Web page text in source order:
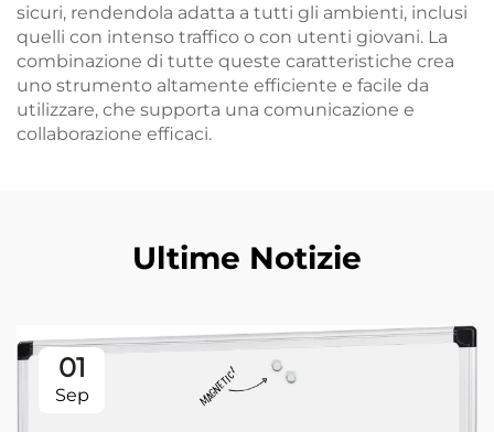
sicuri, rendendola adatta a tutti gli ambienti, inclusi
quelli con intenso traffico o con utenti giovani. La
combinazione di tutte queste caratteristiche crea
uno strumento altamente efficiente e facile da
utilizzare, che supporta una comunicazione e
collaborazione efficaci.
Ultime Notizie
01
Sep